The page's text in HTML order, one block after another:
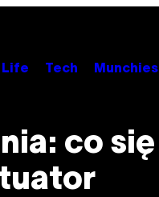
Life Tech Munchies
co się